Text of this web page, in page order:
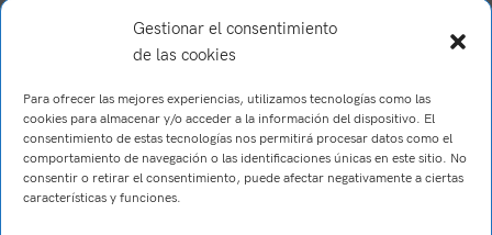
Gestionar el consentimiento
de las cookies
Para ofrecer las mejores experiencias, utilizamos tecnologías como las
cookies para almacenar y/o acceder a la información del dispositivo. El
consentimiento de estas tecnologías nos permitirá procesar datos como el
comportamiento de navegación o las identificaciones únicas en este sitio. No
consentir o retirar el consentimiento, puede afectar negativamente a ciertas
características y funciones.